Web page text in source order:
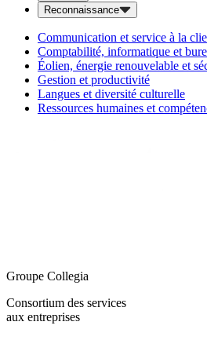
Reconnaissance
Communication et service à la
Comptabilité, informatique et
Éolien, énergie renouvelable et
Gestion et productivité
Langues et diversité culturelle
Ressources humaines et
Groupe Collegia
Consortium des services
aux entreprises